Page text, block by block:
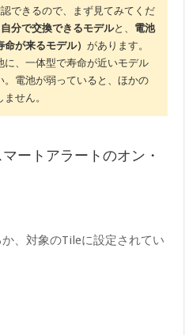
できるので、まず見てみてくだ
自分で交換できるモデルと、 電池
命が来るモデル）があります。
、一体型で寿命が近いモデル
電池が弱っていると、ほかの
せん。
ートアラートのオン・
、対象のTileに設定されてい